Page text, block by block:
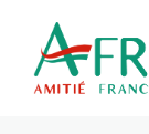
contenu